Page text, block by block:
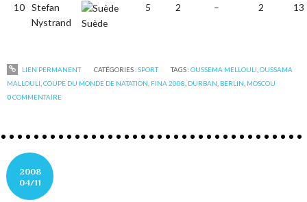
10 Stefan
Nystrand
Suède
5 2 – 2 13
LIEN PERMANENT CATÉGORIES :SPORT TAGS :OUSSEMA MELLOULI OUSSAMA
MALLOULI ,COUPE DU MONDE DE NATATION FINA 2008 DURBAN BERLIN MOSCOU
0COMMENTAIRE
2008
04/11